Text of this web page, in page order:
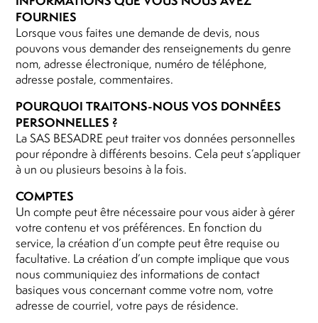
FOURNIES
Lorsque vous faites une demande de devis, nous
pouvons vous demander des renseignements du genre
nom, adresse électronique, numéro de téléphone,
adresse postale, commentaires.
POURQUOI TRAITONS-NOUS VOS DONNÉES
PERSONNELLES ?
La SAS BESADRE peut traiter vos données personnelles
pour répondre à différents besoins. Cela peut s’appliquer
à un ou plusieurs besoins à la fois.
COMPTES
Un compte peut être nécessaire pour vous aider à gérer
votre contenu et vos préférences. En fonction du
service, la création d’un compte peut être requise ou
facultative. La création d’un compte implique que vous
nous communiquiez des informations de contact
basiques vous concernant comme votre nom, votre
adresse de courriel, votre pays de résidence.